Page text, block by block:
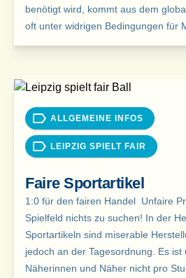
benötigt wird, kommt aus dem
oft unter widrigen Bedingungen für
ALLGEMEINE INFOS
LEIPZIG SPIELT FAIR
Faire Sportartikel
1:0 für den fairen Handel Unfaire
Spielfeld nichts zu suchen! In der
Sportartikeln sind miserable
jedoch an der Tagesordnung. Es ist
Näherinnen und Näher nicht pro